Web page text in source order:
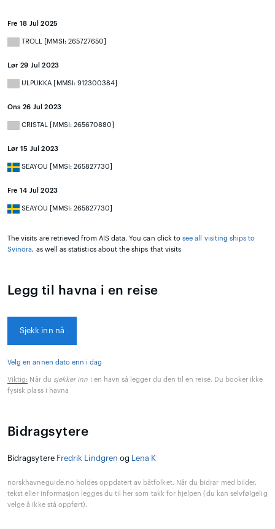
Fre 18 Jul 2025
TROLL [MMSI: 265727650]
Lør 29 Jul 2023
ULPUKKA [MMSI: 912300384]
Ons 26 Jul 2023
CRISTAL [MMSI: 265670880]
Lør 15 Jul 2023
SEAYOU [MMSI: 265827730]
Fre 14 Jul 2023
SEAYOU [MMSI: 265827730]
The visits are retrieved from AIS data. You can click tosee all visiting ships to
Svinöra, as well as statistics about the ships that visits
Legg til havna i en reise
Sjekk inn nå
Velg en annen dato enn i dag
Viktig: Når du sjekker inn i en havn så legger du den til en reise. Du booker ikke
fysisk plass i havna
Bidragsytere
Bidragsytere Fredrik Lindgren og Lena K
norskhavneguide.no holdes oppdatert av båtfolket. Når du bidrar med bilder,
tekst eller informasjon legges du til her som takk for hjelpen (du kan selvfølgelig
velge å ikke stå oppført).